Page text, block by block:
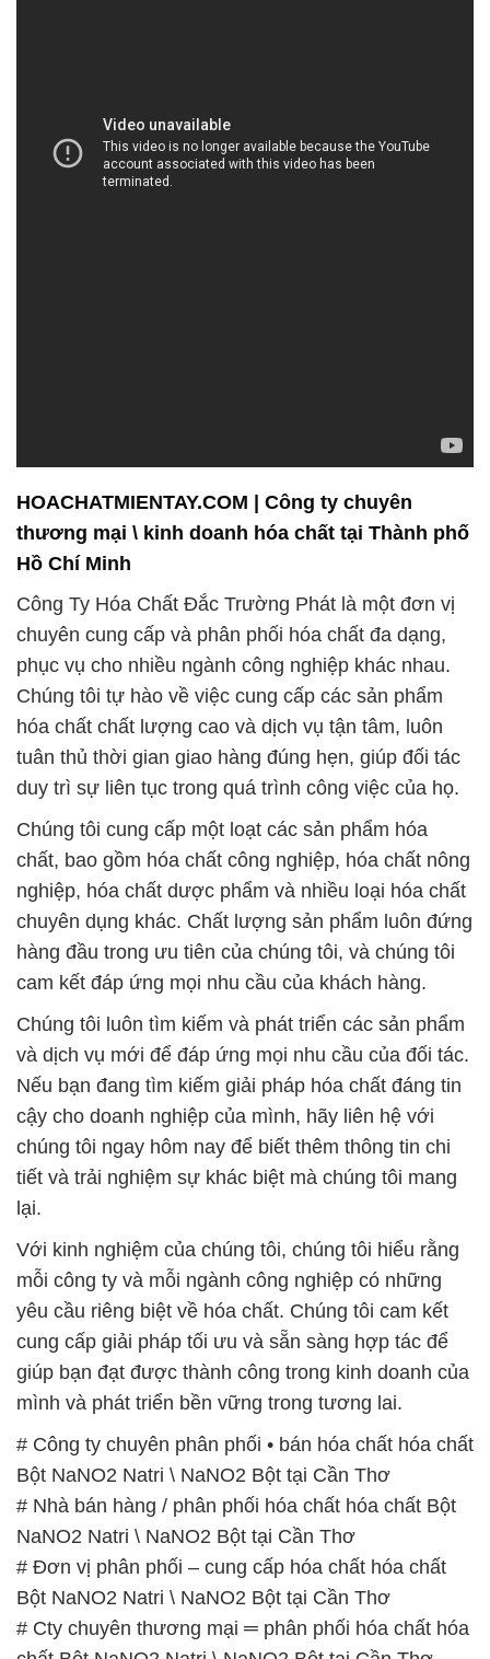
Công Ty Hóa Chất Đắc Trường Phát là một đơn vị
chuyên cung cấp và phân phối hóa chất đa dạng,
phục vụ cho nhiều ngành công nghiệp khác nhau.
Chúng tôi tự hào về việc cung cấp các sản phẩm
hóa chất chất lượng cao và dịch vụ tận tâm, luôn
tuân thủ thời gian giao hàng đúng hẹn, giúp đối tác
duy trì sự liên tục trong quá trình công việc của họ.
Chúng tôi cung cấp một loạt các sản phẩm hóa
chất, bao gồm hóa chất công nghiệp, hóa chất nông
nghiệp, hóa chất dược phẩm và nhiều loại hóa chất
chuyên dụng khác. Chất lượng sản phẩm luôn đứng
hàng đầu trong ưu tiên của chúng tôi, và chúng tôi
cam kết đáp ứng mọi nhu cầu của khách hàng.
Chúng tôi luôn tìm kiếm và phát triển các sản phẩm
và dịch vụ mới để đáp ứng mọi nhu cầu của đối tác.
Nếu bạn đang tìm kiếm giải pháp hóa chất đáng tin
cậy cho doanh nghiệp của mình, hãy liên hệ với
chúng tôi ngay hôm nay để biết thêm thông tin chi
tiết và trải nghiệm sự khác biệt mà chúng tôi mang
lại.
Với kinh nghiệm của chúng tôi, chúng tôi hiểu rằng
mỗi công ty và mỗi ngành công nghiệp có những
yêu cầu riêng biệt về hóa chất. Chúng tôi cam kết
cung cấp giải pháp tối ưu và sẵn sàng hợp tác để
giúp bạn đạt được thành công trong kinh doanh của
mình và phát triển bền vững trong tương lai.
# Công ty chuyên phân phối • bán hóa chất hóa chất
Bột NaNO2 Natri \ NaNO2 Bột tại Cần Thơ
# Nhà bán hàng / phân phối hóa chất hóa chất Bột
NaNO2 Natri \ NaNO2 Bột tại Cần Thơ
# Đơn vị phân phối – cung cấp hóa chất hóa chất
Bột NaNO2 Natri \ NaNO2 Bột tại Cần Thơ
# Cty chuyên thương mại ═ phân phối hóa chất hóa
chất Bột NaNO2 Natri \ NaNO2 Bột tại Cần Thơ
# Nơi chuyên kinh doanh ⌠ bán hóa chất hóa chất
Bột NaNO2 Natri \ NaNO2 Bột tại Cần Thơ
# Nơi chuyên cung cấp ↔ kinh doanh hóa chất hóa
chất Bột NaNO2 Natri \ NaNO2 Bột tại Cần Thơ